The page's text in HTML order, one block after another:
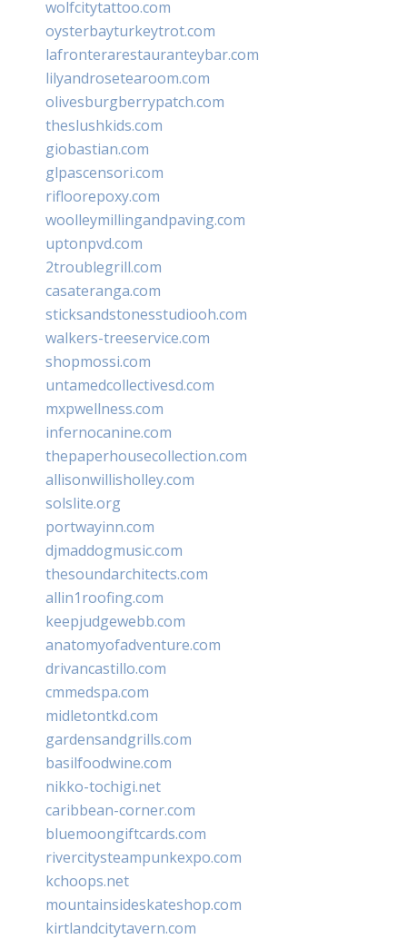
wolfcitytattoo.com
oysterbayturkeytrot.com
lafronterarestauranteybar.com
lilyandrosetearoom.com
olivesburgberrypatch.com
theslushkids.com
giobastian.com
glpascensori.com
rifloorepoxy.com
woolleymillingandpaving.com
uptonpvd.com
2troublegrill.com
casateranga.com
sticksandstonesstudiooh.com
walkers-treeservice.com
shopmossi.com
untamedcollectivesd.com
mxpwellness.com
infernocanine.com
thepaperhousecollection.com
allisonwillisholley.com
solslite.org
portwayinn.com
djmaddogmusic.com
thesoundarchitects.com
allin1roofing.com
keepjudgewebb.com
anatomyofadventure.com
drivancastillo.com
cmmedspa.com
midletontkd.com
gardensandgrills.com
basilfoodwine.com
nikko-tochigi.net
caribbean-corner.com
bluemoongiftcards.com
rivercitysteampunkexpo.com
kchoops.net
mountainsideskateshop.com
kirtlandcitytavern.com